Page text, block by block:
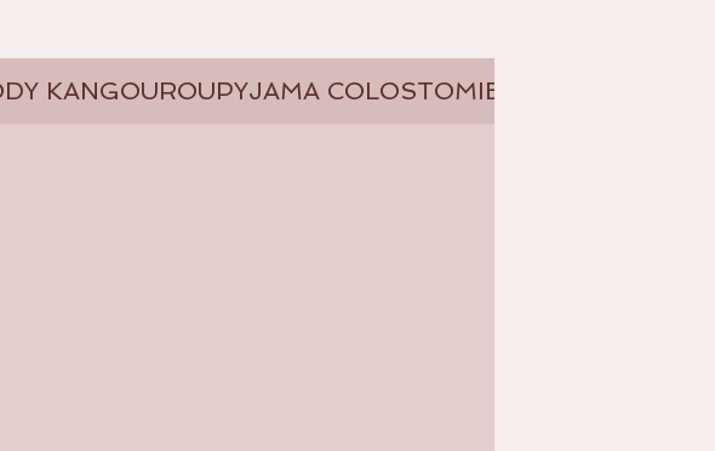
KANGOUROUPYJAMA COLOSTOMIE,ILEOSTOMIE